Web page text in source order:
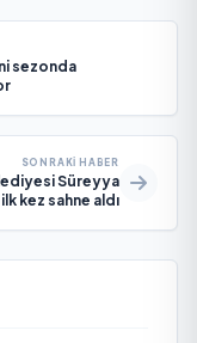
sezonda
SONRAKI HABER
Süreyya
kez sahne aldı